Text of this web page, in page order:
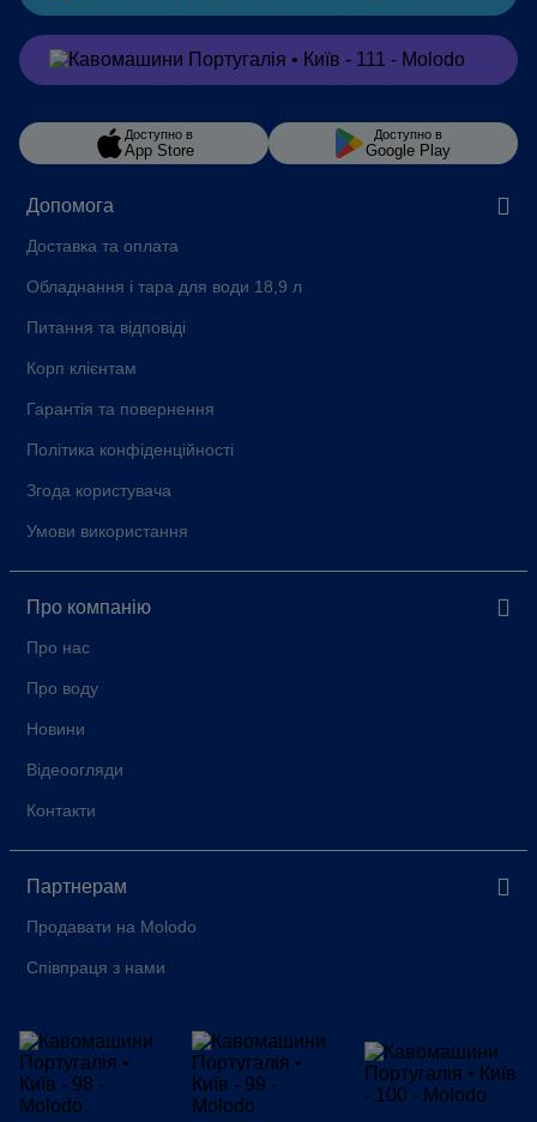
Допомога
Доставка та оплата
Обладнання і тара для води 18,9 л
Питання та відповіді
Корп клієнтам
Гарантія та повернення
Політика конфіденційності
Згода користувача
Умови використання
Про компанію
Про нас
Про воду
Новини
Відеоогляди
Контакти
Партнерам
Продавати на Molodo
Співпраця з нами
Замовитив Viber
Доступно в
App Store
Доступно в
Google Play